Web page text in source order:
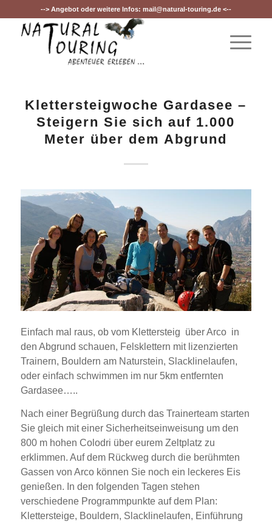
--> Angebot oder weitere Infos: mail@natural-touring.de<--
Klettersteigwoche Gardasee –
Steigern Sie sich auf 1.000
Meter über dem Abgrund
Einfach mal raus, ob vom Klettersteig über Arco in
den Abgrund schauen, Felsklettern mit lizenzierten
Trainern, Bouldern am Naturstein, Slacklinelaufen,
oder einfach schwimmen im nur 5km entfernten
Gardasee…..
Nach einer Begrüßung durch das Trainerteam starten
Sie gleich mit einer Sicherheitseinweisung um den
800 m hohen Colodri über eurem Zeltplatz zu
erklimmen. Auf dem Rückweg durch die berühmten
Gassen von Arco können Sie noch ein leckeres Eis
genießen. In den folgenden Tagen stehen
verschiedene Programmpunkte auf dem Plan:
Klettersteige, Bouldern, Slacklinelaufen, Einführung